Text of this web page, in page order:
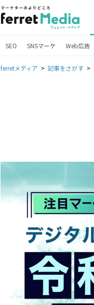
SEO SNSマーケ Web広告
ferretメディア 記事をさがす